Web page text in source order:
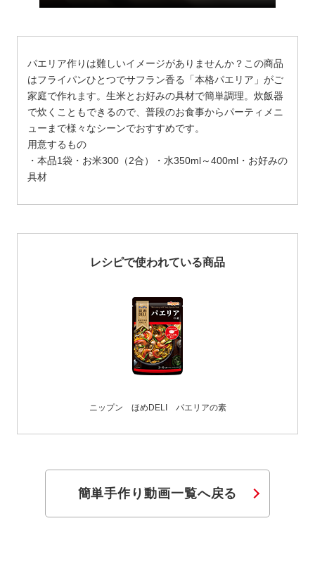
パエリア作りは難しいイメージがありませんか？この商品
はフライパンひとつでサフラン香る「本格パエリア」がご
家庭で作れます。生米とお好みの具材で簡単調理。炊飯器
で炊くこともできるので、普段のお食事からパーティメニ
ューまで様々なシーンでおすすめです。
用意するもの
・本品1袋・お米300（2合）・水350ml～400ml・お好みの
具材
レシピで使われている商品
ニップン ほめDELI パエリアの素
簡単手作り動画一覧へ戻る